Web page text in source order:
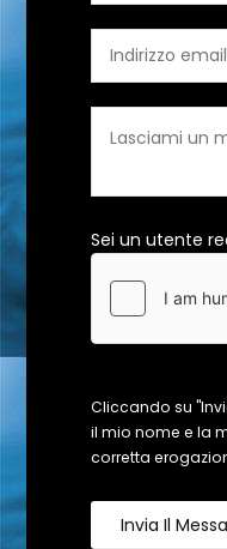
Sei un utente
Cliccando su
il mio nome e la
corretta
Invia Il